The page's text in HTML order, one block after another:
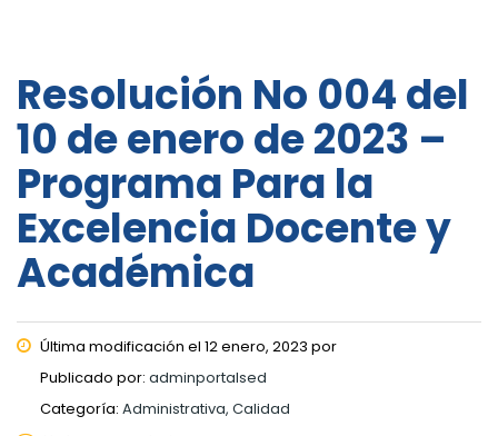
Resolución No 004 del
10 de enero de 2023 –
Programa Para la
Excelencia Docente y
Académica
Última modificación el 12 enero, 2023 por
Publicado por: adminportalsed
Categoría: Administrativa, Calidad